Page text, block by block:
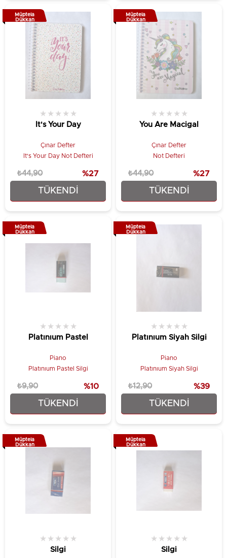
TÜKENDI
It's Your Day
★ ★ ★ ★ ★
Çınar Defter
It's Your Day Not Defteri
₺32,90
₺44,90 %27
Müptela
Dükkan
TÜKENDI
You Are Macigal
★ ★ ★ ★ ★
Çınar Defter
Not Defteri
₺32,90
₺44,90 %27
Müptela
Dükkan
TÜKENDI
Platınıum Pastel
★ ★ ★ ★ ★
Piano
Platınıum Pastel Silgi
₺8,90
₺9,90 %10
Müptela
Dükkan
TÜKENDI
Platınıum Siyah Silgi
★ ★ ★ ★ ★
Piano
Platınıum Siyah Silgi
₺7,90
₺12,90 %39
Müptela
Dükkan
Silgi
★ ★ ★ ★ ★
Müptela
Dükkan
Silgi
★ ★ ★ ★ ★
Müptela
Dükkan